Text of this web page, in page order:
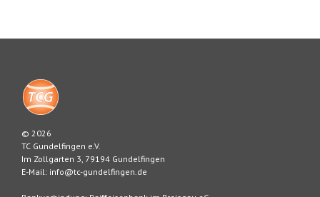
© 2026
TC Gundelfingen e.V.
Im Zollgarten 3, 79194 Gundelfingen
E-Mail: info@tc-gundelfingen.de